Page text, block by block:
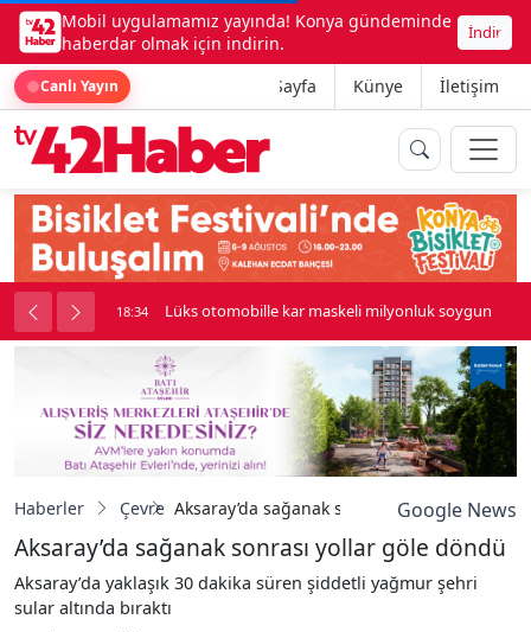
Mobil uygulamamız yayında! Konya gündeminde
haberdar olmak için indirin.
İndir
Canlı Yayın Ana Sayfa Künye İletişim
kavga çıktı 18:34 Lüks otomobille kar maskeli milyonluk soygun
Haberler Çevre Aksaray’da sağanak sonrası yollar göle
Google News
Aksaray’da sağanak sonrası yollar göle döndü
Aksaray’da yaklaşık 30 dakika süren şiddetli yağmur şehri
sular altında bıraktı